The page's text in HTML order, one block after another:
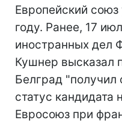
Европейский
году. Ранее, 17
иностранных дел
Кушнер высказал
Белград "получил
статус кандидата
Евросоюз при